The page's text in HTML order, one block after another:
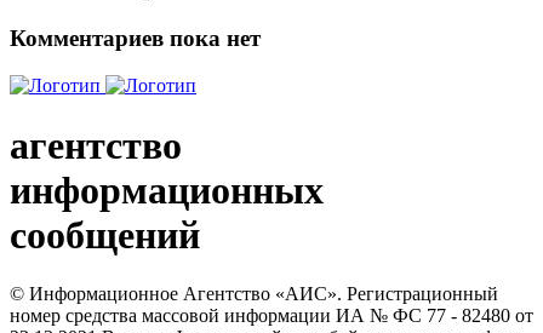
Комментариев пока нет
агентство
информационных
сообщений
© Информационное Агентство «АИС». Регистрационный
номер средства массовой информации ИА № ФС 77 - 82480 от